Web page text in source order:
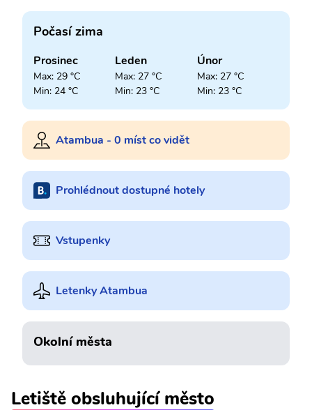
Počasí zima
Prosinec
Max: 29 °C
Min: 24 °C
Leden
Max: 27 °C
Min: 23 °C
Únor
Max: 27 °C
Min: 23 °C
Atambua - 0 míst co vidět
Prohlédnout dostupné hotely
Vstupenky
Letenky Atambua
Okolní města
Letiště obsluhující město